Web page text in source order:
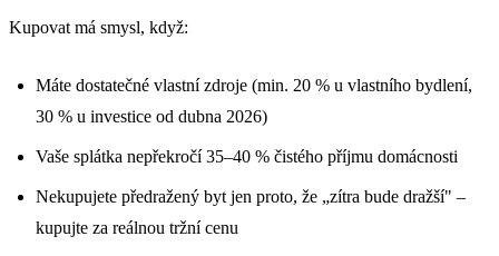
Kupovat má smysl, když:
Máte dostatečné vlastní zdroje (min. 20 % u vlastního bydlení,
30 % u investice od dubna 2026)
Vaše splátka nepřekročí 35–40 % čistého příjmu domácnosti
Nekupujete předražený byt jen proto, že „zítra bude dražší" –
kupujte za reálnou tržní cenu